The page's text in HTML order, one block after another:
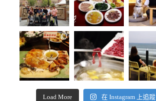
Load More 在 Instagram 上追蹤